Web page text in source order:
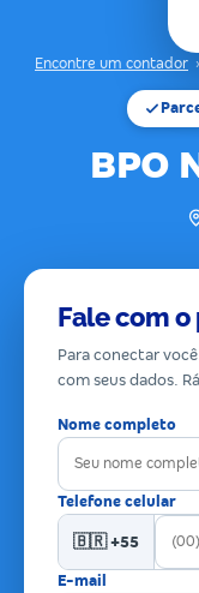
Encontre um contador ›
BPO
Fale com
Para conectar
com seus dados.
Nome completo
Telefone celular
🇧🇷 +55
E-mail